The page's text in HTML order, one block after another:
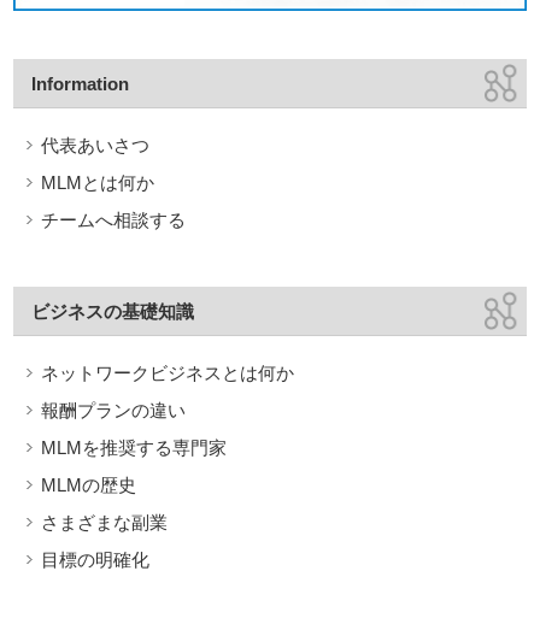
Information
代表あいさつ
MLMとは何か
チームへ相談する
ビジネスの基礎知識
ネットワークビジネスとは何か
報酬プランの違い
MLMを推奨する専門家
MLMの歴史
さまざまな副業
目標の明確化